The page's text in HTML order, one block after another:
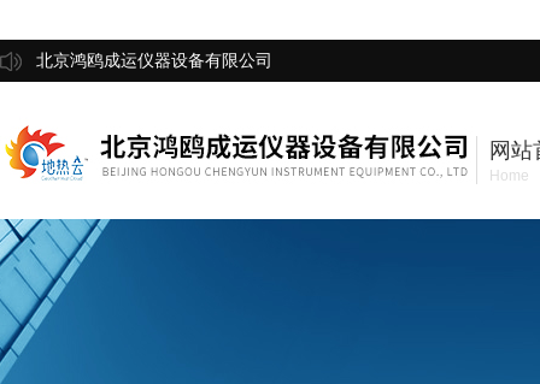
北京鸿鸥成运仪器设备有限公司
网站
Home